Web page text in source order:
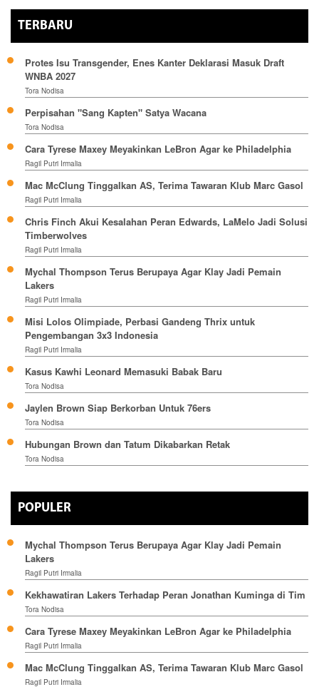
TERBARU
Protes Isu Transgender, Enes Kanter Deklarasi Masuk Draft
WNBA 2027
Tora Nodisa
Perpisahan "Sang Kapten" Satya Wacana
Tora Nodisa
Cara Tyrese Maxey Meyakinkan LeBron Agar ke Philadelphia
Ragil Putri Irmalia
Mac McClung Tinggalkan AS, Terima Tawaran Klub Marc Gasol
Ragil Putri Irmalia
Chris Finch Akui Kesalahan Peran Edwards, LaMelo Jadi Solusi
Timberwolves
Ragil Putri Irmalia
Mychal Thompson Terus Berupaya Agar Klay Jadi Pemain
Lakers
Ragil Putri Irmalia
Misi Lolos Olimpiade, Perbasi Gandeng Thrix untuk
Pengembangan 3x3 Indonesia
Ragil Putri Irmalia
Kasus Kawhi Leonard Memasuki Babak Baru
Tora Nodisa
Jaylen Brown Siap Berkorban Untuk 76ers
Tora Nodisa
Hubungan Brown dan Tatum Dikabarkan Retak
Tora Nodisa
POPULER
Mychal Thompson Terus Berupaya Agar Klay Jadi Pemain
Lakers
Ragil Putri Irmalia
Kekhawatiran Lakers Terhadap Peran Jonathan Kuminga di Tim
Tora Nodisa
Cara Tyrese Maxey Meyakinkan LeBron Agar ke Philadelphia
Ragil Putri Irmalia
Mac McClung Tinggalkan AS, Terima Tawaran Klub Marc Gasol
Ragil Putri Irmalia